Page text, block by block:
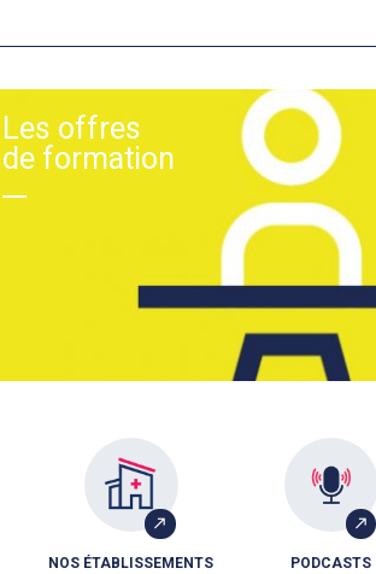
Les offres
de formation
NOS ÉTABLISSEMENTS PODCASTS